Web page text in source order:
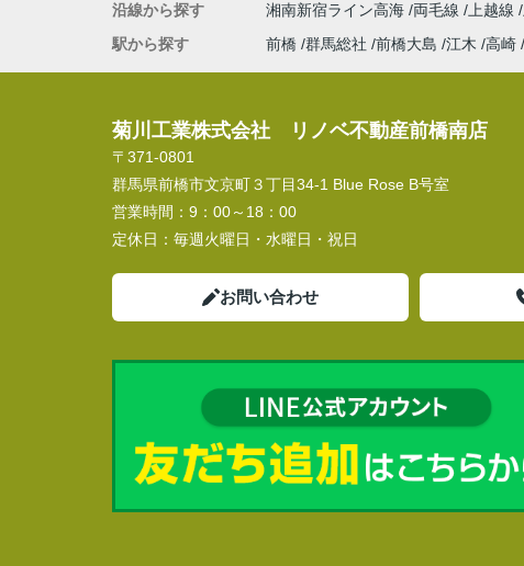
沿線から探す
湘南新宿ライン高海 両毛線 上越線
駅から探す
前橋 群馬総社 前橋大島 江木 高崎
菊川工業株式会社 リノベ不動産前橋南店
〒371-0801
群馬県前橋市文京町３丁目34‐1 Blue Rose B号室
営業時間： 9：00～18：00
定休日： 毎週火曜日・水曜日・祝日
お問い合わせ